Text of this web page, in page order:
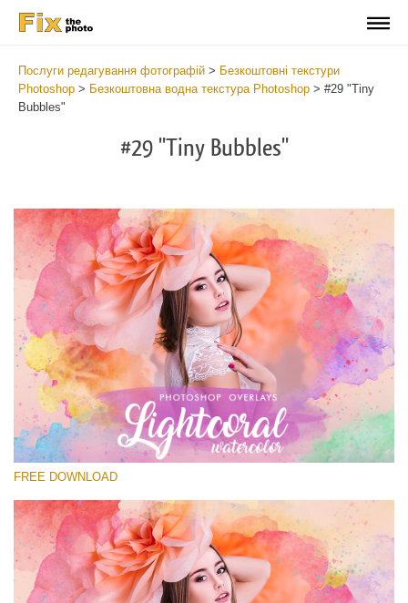
Послуги редагування фотографій > Безкоштовні текстури
Photoshop > Безкоштовна водна текстура Photoshop > #29 "Tiny
Bubbles"
#29 "Tiny Bubbles"
Please select
Small 800*533px
Lightcoral Watercolor
(33 Overlays)
FREE DOWNLOAD